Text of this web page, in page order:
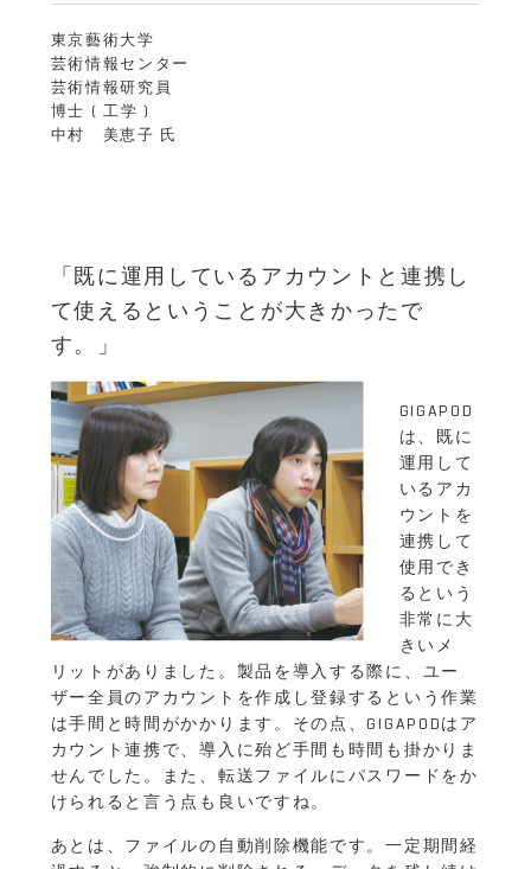
東京藝術大学
芸術情報センター
芸術情報研究員
博士 ( 工学 )
中村 美恵子 氏
「既に運用しているアカウントと連携し
て使えるということが大きかったで
す。」
GIGAPOD
は、既に
運用して
いるアカ
ウントを
連携して
使用でき
るという
非常に大
きいメ
リットがありました。製品を導入する際に、ユー
ザー全員のアカウントを作成し登録するという作業
は手間と時間がかかります。その点、GIGAPODはア
カウント連携で、導入に殆ど手間も時間も掛かりま
せんでした。また、転送ファイルにパスワードをか
けられると言う点も良いですね。
あとは、ファイルの自動削除機能です。一定期間経